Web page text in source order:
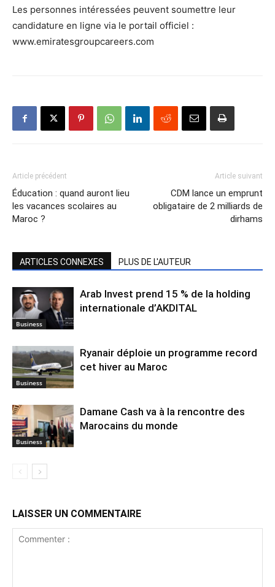
Les personnes intéressées peuvent soumettre leur
candidature en ligne via le portail officiel :
www.emiratesgroupcareers.com
Article précédent
Éducation : quand auront lieu
les vacances scolaires au
Maroc ?
Article suivant
CDM lance un emprunt
obligataire de 2 milliards de
dirhams
ARTICLES CONNEXES PLUS DE L'AUTEUR
Business
Arab Invest prend 15 % de la holding
internationale d’AKDITAL
Business
Ryanair déploie un programme record
cet hiver au Maroc
Business
Damane Cash va à la rencontre des
Marocains du monde
LAISSER UN COMMENTAIRE